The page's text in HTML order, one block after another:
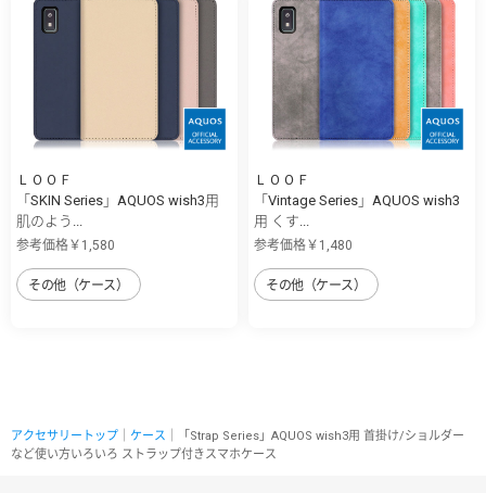
ＬＯＯＦ
「SKIN Series」AQUOS wish3用
肌のよう...
参考価格￥1,580
その他（ケース）
ＬＯＯＦ
「Vintage Series」AQUOS wish3
用 くす...
参考価格￥1,480
その他（ケース）
アクセサリートップ ケース ｜「Strap Series」AQUOS wish3用 首掛け/ショルダー
など使い方いろいろ ストラップ付きスマホケース